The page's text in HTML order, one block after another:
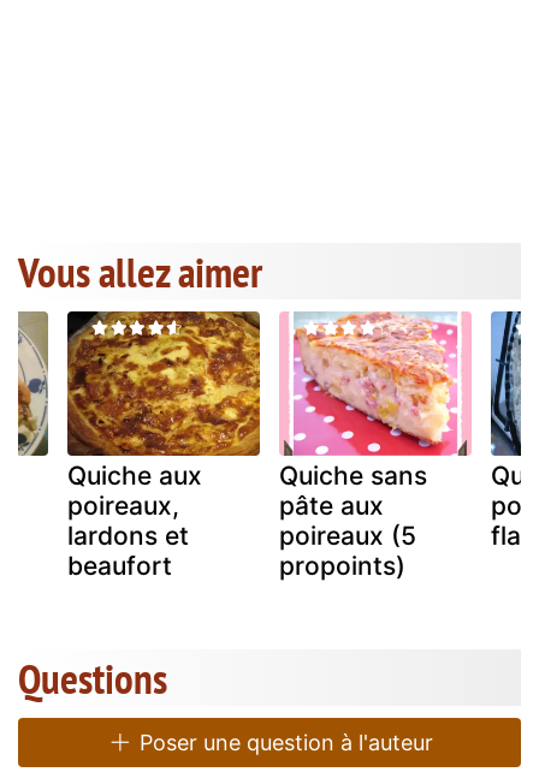
Vous allez aimer
Quiche aux
poireaux,
lardons et
beaufort
Quiche sans
pâte aux
poireaux (5
propoints)
Questions
Poser une question à l'auteur